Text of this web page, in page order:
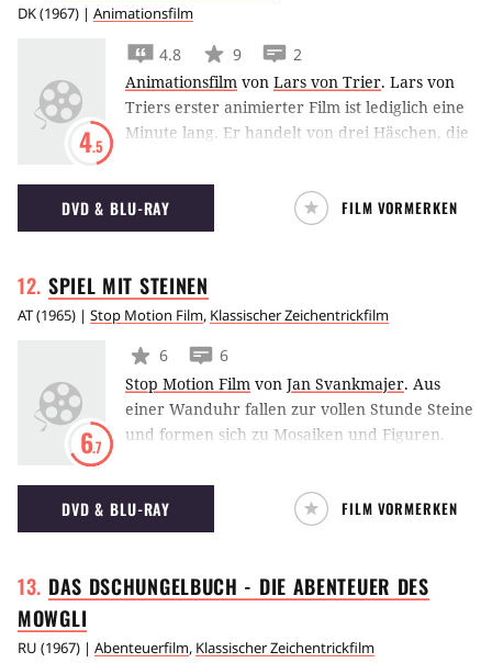
DK(1967) | Animationsfilm
4.5
4.8 9
2
Animationsfilm von Lars von Trier. Lars von
Triers erster animierter Film ist lediglich eine
Minute lang. Er handelt von drei Häschen, die
ihnen entführt wird. Doch Hilfe naht in Form
eines Superhelden, der auf einem Wal reitet.
DVD & BLU-RAY FILM VORMERKEN
SPIEL MIT STEINEN
AT(1965) | Stop Motion Film, Klassischer Zeichentrickfilm
6.7
6
6
Stop Motion Film von Jan Svankmajer. Aus
einer Wanduhr fallen zur vollen Stunde Steine
und formen sich zu Mosaiken und Figuren.
und das Ballett der daraus entstehenden
Mosaiken kunstvoller. Am Ende ist die Masse
der Steine aber so groß, dass sie den feinen
DVD & BLU-RAY FILM VORMERKEN
DAS DSCHUNGELBUCH - DIE ABENTEUER DES
MOWGLI
RU (1967) | Abenteuerfilm, Klassischer Zeichentrickfilm